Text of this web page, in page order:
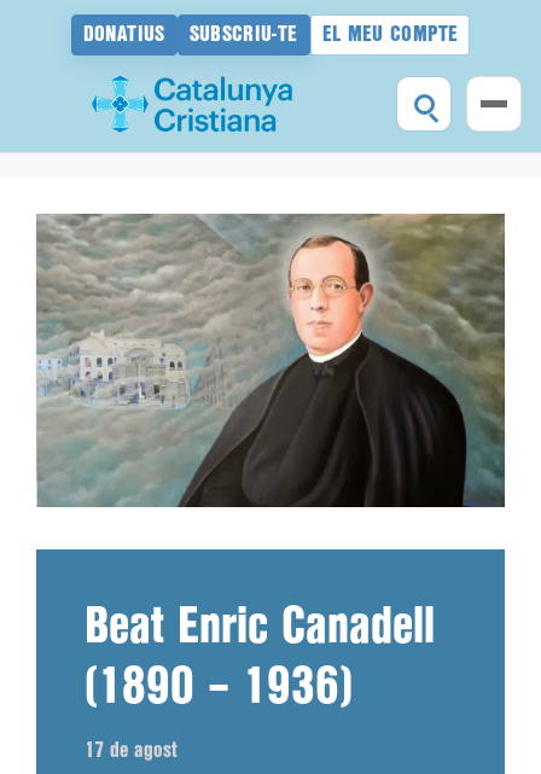
DONATIUS SUBSCRIU-TE EL MEU COMPTE
contingut
Beat Enric Canadell
(1890 – 1936)
17 de agost